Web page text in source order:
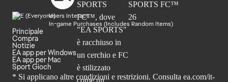
Users Interact
In-game Purchases (Includes Random Items)
Principale
Compra
Notizie
EA app per Windows
EA app per Mac
Sport Gioch
* Si applicano altre condizioni e restrizioni. Consulta ea.com/it-